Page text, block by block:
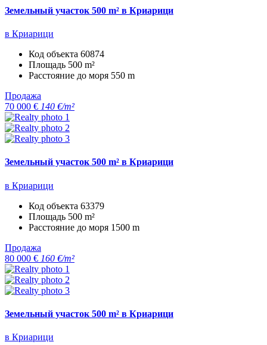
Земельный участок 500 m² в Криарици
в Криарици
Код объекта 60874
Площадь 500 m²
Расстояние до моря 550 m
Продажа
70 000 € 140 €/m²
Земельный участок 500 m² в Криарици
в Криарици
Код объекта 63379
Площадь 500 m²
Расстояние до моря 1500 m
Продажа
80 000 € 160 €/m²
Земельный участок 500 m² в Криарици
в Криарици